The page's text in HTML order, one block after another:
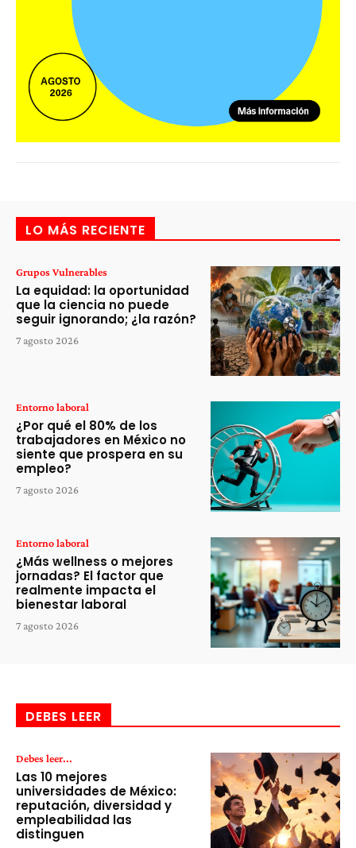
LO MÁS RECIENTE
Grupos Vulnerables
La equidad: la oportunidad
que la ciencia no puede
seguir ignorando; ¿la razón?
7 agosto 2026
Entorno laboral
¿Por qué el 80% de los
trabajadores en México no
siente que prospera en su
empleo?
7 agosto 2026
Entorno laboral
¿Más wellness o mejores
jornadas? El factor que
realmente impacta el
bienestar laboral
7 agosto 2026
DEBES LEER
Debes leer...
Las 10 mejores
universidades de México:
reputación, diversidad y
empleabilidad las
distinguen